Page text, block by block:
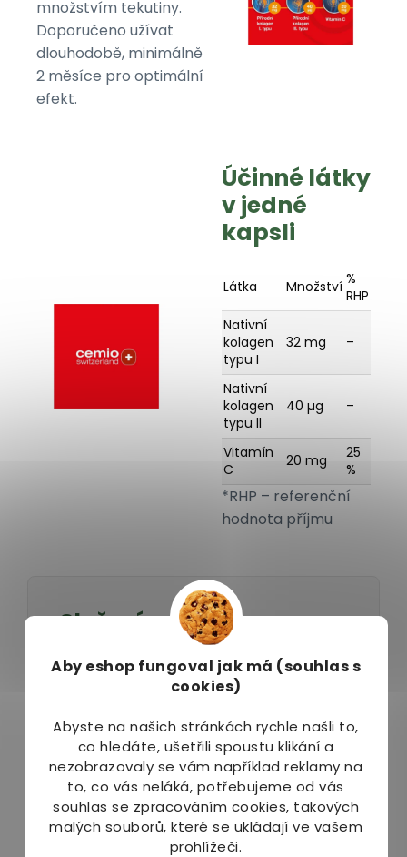
Aby eshop fungoval jak má (souhlas s
cookies)
Abyste na našich stránkách rychle našli to,
co hledáte, ušetřili spoustu klikání a
nezobrazovaly se vám například reklamy na
to, co vás neláká, potřebujeme od vás
souhlas se zpracováním cookies, takových
malých souborů, které se ukládají ve vašem
prohlížeči.
množstvím tekutiny.
Doporučeno užívat
dlouhodobě, minimálně
2 měsíce pro optimální
efekt.
Účinné látky
v jedné
kapsli
Látka Množství %
RHP
Nativní
kolagen
typu I
32 mg –
Nativní
kolagen
typu II
40 µg –
Vitamín
C
20 mg
25
%
*RHP – referenční
hodnota příjmu
Složení
Nativní kolagen typu I, nativní kolagen
typu II, vitamín C, olejová disperze,
Balení